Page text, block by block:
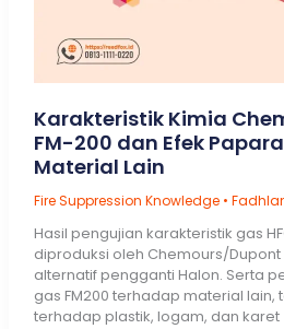
Karakteristik Kimia
FM-200 dan Efek
Material Lain
Fire Suppression Knowledge•
Hasil pengujian karakteristik gas
diproduksi oleh Chemours/
alternatif pengganti Halon. Serta
gas FM200 terhadap material
terhadap plastik, logam, dan